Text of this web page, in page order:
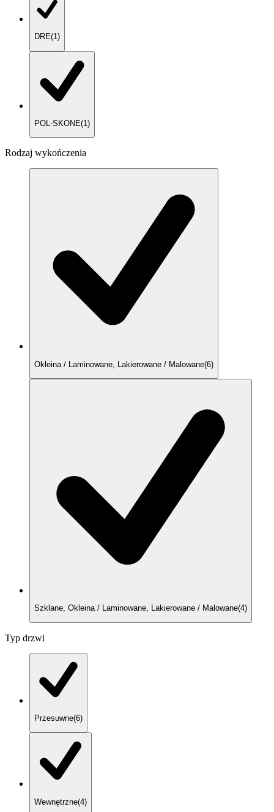
DRE(1)
POL-SKONE(1)
Rodzaj wykończenia
Okleina / Laminowane, Lakierowane / Malowane(6)
Szklane, Okleina / Laminowane, Lakierowane / Malowane(4)
Typ drzwi
Przesuwne(6)
Wewnętrzne(4)